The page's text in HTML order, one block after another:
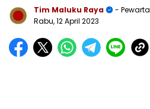
Tim Maluku Raya
- Pewarta
Rabu, 12 April 2023